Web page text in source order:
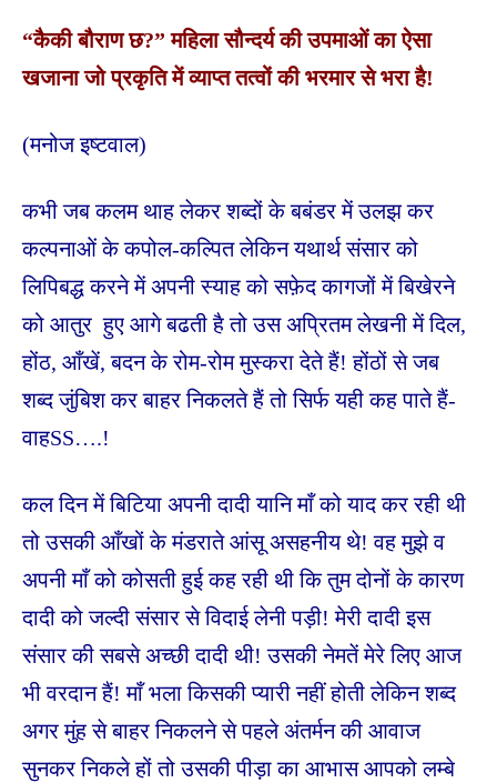
“कैकी बौराण छ?” महिला सौन्दर्य की उपमाओं का ऐसा
खजाना जो प्रकृति में व्याप्त तत्वों की भरमार से भरा है!
(मनोज इष्टवाल)
कभी जब कलम थाह लेकर शब्दों के बबंडर में उलझ कर
कल्पनाओं के कपोल-कल्पित लेकिन यथार्थ संसार को
लिपिबद्ध करने में अपनी स्याह को सफ़ेद कागजों में बिखेरने
को आतुर हुए आगे बढती है तो उस अप्रितम लेखनी में दिल,
होंठ, आँखें, बदन के रोम-रोम मुस्करा देते हैं! होंठों से जब
शब्द जुंबिश कर बाहर निकलते हैं तो सिर्फ यही कह पाते हैं-
वाहSS….!
कल दिन में बिटिया अपनी दादी यानि माँ को याद कर रही थी
तो उसकी आँखों के मंडराते आंसू असहनीय थे! वह मुझे व
अपनी माँ को कोसती हुई कह रही थी कि तुम दोनों के कारण
दादी को जल्दी संसार से विदाई लेनी पड़ी! मेरी दादी इस
संसार की सबसे अच्छी दादी थी! उसकी नेमतें मेरे लिए आज
भी वरदान हैं! माँ भला किसकी प्यारी नहीं होती लेकिन शब्द
अगर मुंह से बाहर निकलने से पहले अंतर्मन की आवाज
सुनकर निकले हों तो उसकी पीड़ा का आभास आपको लम्बे